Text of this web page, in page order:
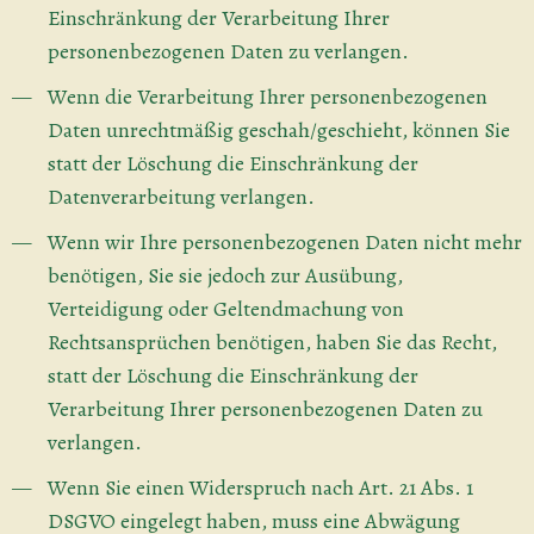
Einschränkung der Verarbeitung Ihrer
personenbezogenen Daten zu verlangen.
Wenn die Verarbeitung Ihrer personenbezogenen
Daten unrechtmäßig geschah/geschieht, können Sie
statt der Löschung die Einschränkung der
Datenverarbeitung verlangen.
Wenn wir Ihre personenbezogenen Daten nicht mehr
benötigen, Sie sie jedoch zur Ausübung,
Verteidigung oder Geltendmachung von
Rechtsansprüchen benötigen, haben Sie das Recht,
statt der Löschung die Einschränkung der
Verarbeitung Ihrer personenbezogenen Daten zu
verlangen.
Wenn Sie einen Widerspruch nach Art. 21 Abs. 1
DSGVO eingelegt haben, muss eine Abwägung